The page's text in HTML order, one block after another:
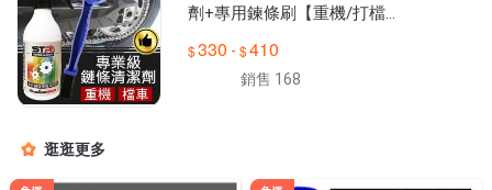
劑+專用鍊條刷【重機/打檔
不傷油封★輕鬆乳化髒油汙
330 - 410
銷售 168
逛逛更多